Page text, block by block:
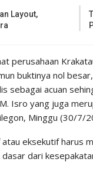
Layout,
perusahaan
buktinya nol
sebagai acuan
Isro yang juga
Minggu (30/7/
eksekutif harus
dari